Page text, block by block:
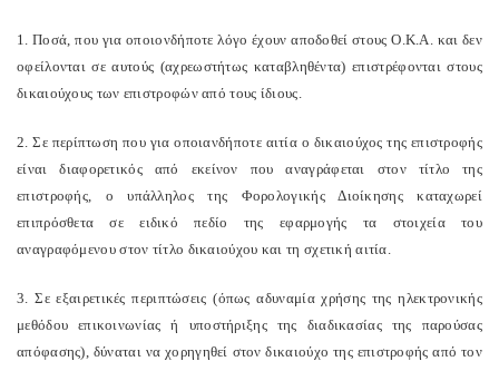
1. Ποσά, που για οποιονδήποτε λόγο έχουν αποδοθεί στους Ο.Κ.Α. και δεν
οφείλονται σε αυτούς (αχρεωστήτως καταβληθέντα) επιστρέφονται στους
δικαιούχους των επιστροφών από τους ίδιους.
2. Σε περίπτωση που για οποιανδήποτε αιτία ο δικαιούχος της επιστροφής
είναι διαφορετικός από εκείνον που αναγράφεται στον τίτλο της
επιστροφής, ο υπάλληλος της Φορολογικής Διοίκησης καταχωρεί
επιπρόσθετα σε ειδικό πεδίο της εφαρμογής τα στοιχεία του
αναγραφόμενου στον τίτλο δικαιούχου και τη σχετική αιτία.
3. Σε εξαιρετικές περιπτώσεις (όπως αδυναμία χρήσης της ηλεκτρονικής
μεθόδου επικοινωνίας ή υποστήριξης της διαδικασίας της παρούσας
απόφασης), δύναται να χορηγηθεί στον δικαιούχο της επιστροφής από τον